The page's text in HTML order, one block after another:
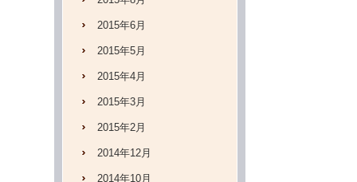
2015年6月
2015年5月
2015年4月
2015年3月
2015年2月
2014年12月
2014年10月